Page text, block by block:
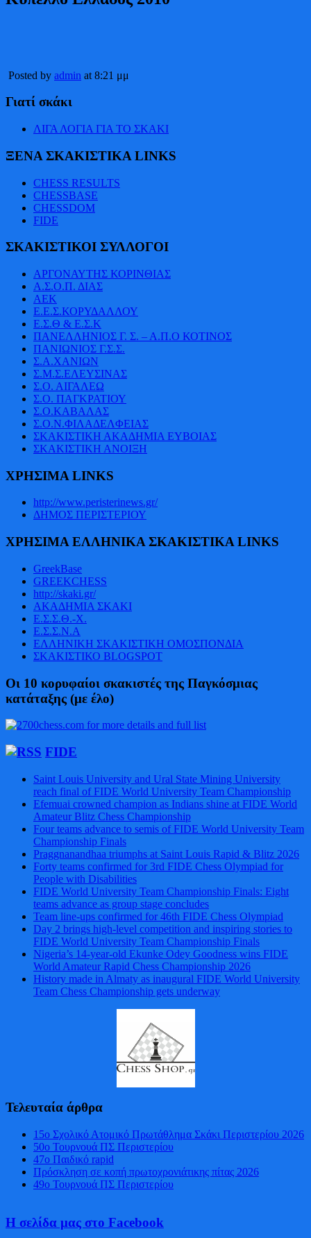
Posted by admin at 8:21 μμ
Γιατί σκάκι
ΛΙΓΑ ΛΟΓΙΑ ΓΙΑ ΤΟ ΣΚΑΚΙ
ΞΕΝΑ ΣΚΑΚΙΣΤΙΚΑ LINKS
CHESS RESULTS
CHESSBASE
CHESSDOM
FIDE
ΣΚΑΚΙΣΤΙΚΟΙ ΣΥΛΛΟΓΟΙ
AΡΓΟΝΑΥΤΗΣ ΚΟΡΙΝΘΙΑΣ
Α.Σ.Ο.Π. ΔΙΑΣ
ΑΕΚ
Ε.Ε.Σ.ΚΟΡΥΔΑΛΛΟΥ
Ε.Σ.Θ & Ε.Σ.Κ
ΠΑΝΕΛΛΗΝΙΟΣ Γ. Σ. – Α.Π.Ο ΚΟΤΙΝΟΣ
ΠΑΝΙΩΝΙΟΣ Γ.Σ.Σ.
Σ.Α.ΧΑΝΙΩΝ
Σ.Μ.Σ.ΕΛΕΥΣΙΝΑΣ
Σ.Ο. ΑΙΓΑΛΕΩ
Σ.Ο. ΠΑΓΚΡΑΤΙΟΥ
Σ.Ο.ΚΑΒΑΛΑΣ
Σ.Ο.Ν.ΦΙΛΑΔΕΛΦΕΙΑΣ
ΣΚΑΚΙΣΤΙΚΗ ΑΚΑΔΗΜΙΑ ΕΥΒΟΙΑΣ
ΣΚΑΚΙΣΤΙΚΗ ΑΝΟΙΞΗ
ΧΡΗΣΙΜΑ LINKS
http://www.peristerinews.gr/
ΔΗΜΟΣ ΠΕΡΙΣΤΕΡΙΟΥ
ΧΡΗΣΙΜΑ ΕΛΛΗΝΙΚΑ ΣΚΑΚΙΣΤΙΚΑ LINKS
GreekBase
GREEKCHESS
http://skaki.gr/
ΑΚΑΔΗΜΙΑ ΣΚΑΚΙ
Ε.Σ.Σ.Θ.-Χ.
Ε.Σ.Σ.Ν.Α
ΕΛΛΗΝΙΚΗ ΣΚΑΚΙΣΤΙΚΗ ΟΜΟΣΠΟΝΔΙΑ
ΣΚΑΚΙΣΤΙΚΟ BLOGSPOT
Οι 10 κορυφαίοι σκακιστές της Παγκόσμιας
κατάταξης (με έλο)
FIDE
Saint Louis University and Ural State Mining University
reach final of FIDE World University Team Championship
Efemuai crowned champion as Indians shine at FIDE World
Amateur Blitz Chess Championship
Four teams advance to semis of FIDE World University Team
Championship Finals
Praggnanandhaa triumphs at Saint Louis Rapid & Blitz 2026
Forty teams confirmed for 3rd FIDE Chess Olympiad for
People with Disabilities
FIDE World University Team Championship Finals: Eight
teams advance as group stage concludes
Team line-ups confirmed for 46th FIDE Chess Olympiad
Day 2 brings high-level competition and inspiring stories to
FIDE World University Team Championship Finals
Nigeria’s 14-year-old Ekunke Odey Goodness wins FIDE
World Amateur Rapid Chess Championship 2026
History made in Almaty as inaugural FIDE World University
Team Chess Championship gets underway
Τελευταία άρθρα
15ο Σχολικό Ατομικό Πρωτάθλημα Σκάκι Περιστερίου 2026
50ο Τουρνουά ΠΣ Περιστερίου
47o Παιδικό rapid
Πρόσκληση σε κοπή πρωτοχρονιάτικης πίτας 2026
49ο Τουρνουά ΠΣ Περιστερίου
Η σελίδα μας στο Facebook